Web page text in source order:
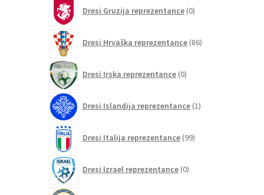
Dresi Gruzija reprezentance 0izdelkov
Dresi Hrvaška reprezentance 86izdelkov
Dresi Irska reprezentance 0izdelkov
Dresi Islandija reprezentance 1izdelek
Dresi Italija reprezentance 99izdelkov
Dresi Izrael reprezentance 0izdelkov